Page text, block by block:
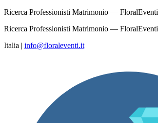
Ricerca Professionisti Matrimonio — FloralEventi
Ricerca Professionisti Matrimonio — FloralEventi
Italia | info@floraleventi.it